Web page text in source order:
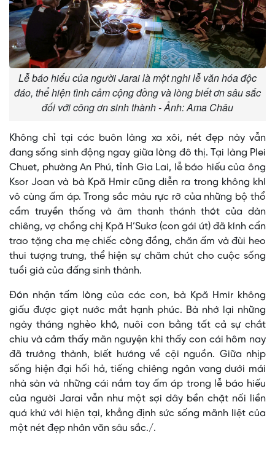
Lễ báo hiếu của người Jarai là một nghi lễ văn hóa độc
đáo, thể hiện tình cảm cộng đồng và lòng biết ơn sâu sắc
đối với công ơn sinh thành - Ảnh: Ama Châu
Không chỉ tại các buôn làng xa xôi, nét đẹp này vẫn
đang sống sinh động ngay giữa lòng đô thị. Tại làng Plei
Chuet, phường An Phú, tỉnh Gia Lai, lễ báo hiếu của ông
Ksor Joan và bà Kpă Hmir cũng diễn ra trong không khí
vô cùng ấm áp. Trong sắc màu rực rỡ của những bộ thổ
cẩm truyền thống và âm thanh thánh thót của dàn
chiêng, vợ chồng chị Kpă H’Sukơ (con gái út) đã kính cẩn
trao tặng cha mẹ chiếc còng đồng, chăn ấm và đùi heo
thui tượng trưng, thể hiện sự chăm chút cho cuộc sống
tuổi già của đấng sinh thành.
Đón nhận tấm lòng của các con, bà Kpă Hmir không
giấu được giọt nước mắt hạnh phúc. Bà nhớ lại những
ngày tháng nghèo khó, nuôi con bằng tất cả sự chắt
chiu và cảm thấy mãn nguyện khi thấy con cái hôm nay
đã trưởng thành, biết hướng về cội nguồn. Giữa nhịp
sống hiện đại hối hả, tiếng chiêng ngân vang dưới mái
nhà sàn và những cái nắm tay ấm áp trong lễ báo hiếu
của người Jarai vẫn như một sợi dây bền chặt nối liền
quá khứ với hiện tại, khẳng định sức sống mãnh liệt của
một nét đẹp nhân văn sâu sắc./.